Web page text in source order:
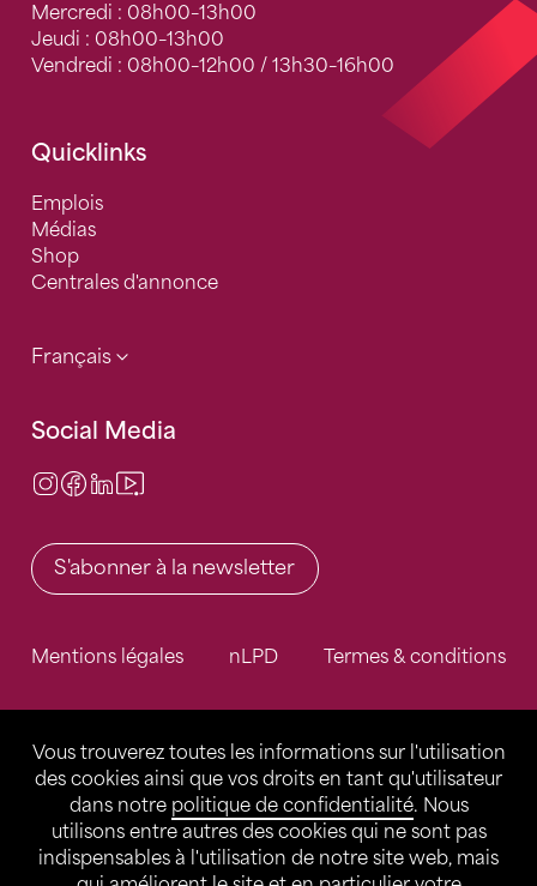
Vous trouverez toutes les informations sur l'utilisation
des cookies ainsi que vos droits en tant qu'utilisateur
dans notre politique de confidentialité. Nous
utilisons entre autres des cookies qui ne sont pas
indispensables à l'utilisation de notre site web, mais
Mercredi : 08h00–13h00
Jeudi : 08h00–13h00
Vendredi : 08h00–12h00 / 13h30–16h00
Quicklinks
Emplois
Médias
Shop
Centrales d'annonce
Français
Social Media
Instagram
Facebook
LinkedIn
S'abonner à la newsletter
Mentions légales nLPD Termes & conditions